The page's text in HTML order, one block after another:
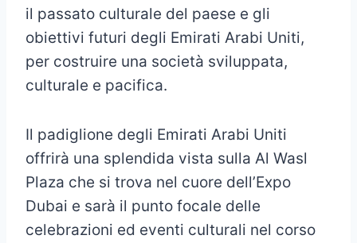
il passato culturale del paese e gli
obiettivi futuri degli Emirati Arabi Uniti,
per costruire una società sviluppata,
culturale e pacifica.
Il padiglione degli Emirati Arabi Uniti
offrirà una splendida vista sulla Al Wasl
Plaza che si trova nel cuore dell’Expo
Dubai e sarà il punto focale delle
celebrazioni ed eventi culturali nel corso